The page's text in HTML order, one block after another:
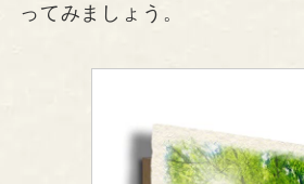
ってみましょう。